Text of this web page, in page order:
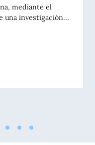
mediante el
una investigación...
a la adquisición de